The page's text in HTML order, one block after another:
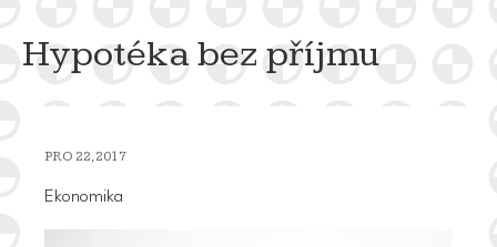
Hypotéka bez příjmu
PRO 22, 2017
Ekonomika